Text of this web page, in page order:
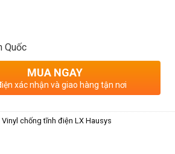
Quốc
MUA NGAY
xác nhận và giao hàng tận nơi
Vinyl chống tĩnh điện LX Hausys